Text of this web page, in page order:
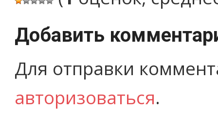
Добавить
Для отправки
авторизоваться.